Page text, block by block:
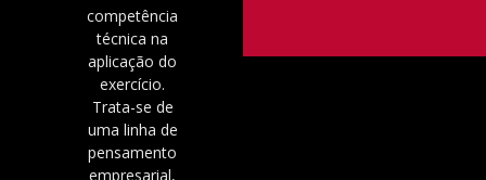
competência
técnica na
aplicação do
exercício.
Trata-se de
uma linha de
pensamento
empresarial,